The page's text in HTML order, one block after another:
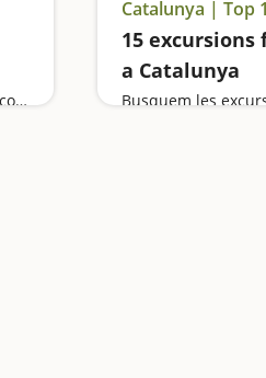
Ens quedem meravellats a Siurana, descobrim com era la vida a la Cartoixa d'Escaladei, juguem a veure formes capritxoses a l'ermita de Sant Gregori de Falset, ens endinsem al cor del Montsant des d'Ulldemolins i explorem una cova a Margalef
Catalunya | Top
15
a Catalunya